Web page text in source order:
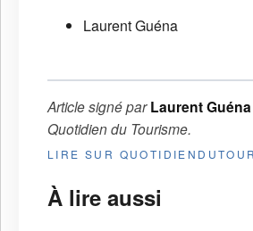
Laurent Guéna
Article signé parLaurent Guéna
Quotidien du Tourisme.
LIRE SUR
À lire aussi